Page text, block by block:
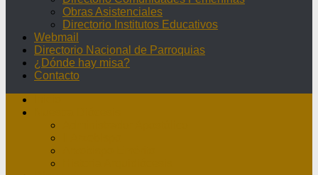
Obras Asistenciales
Directorio Institutos Educativos
Webmail
Directorio Nacional de Parroquias
¿Dónde hay misa?
Contacto